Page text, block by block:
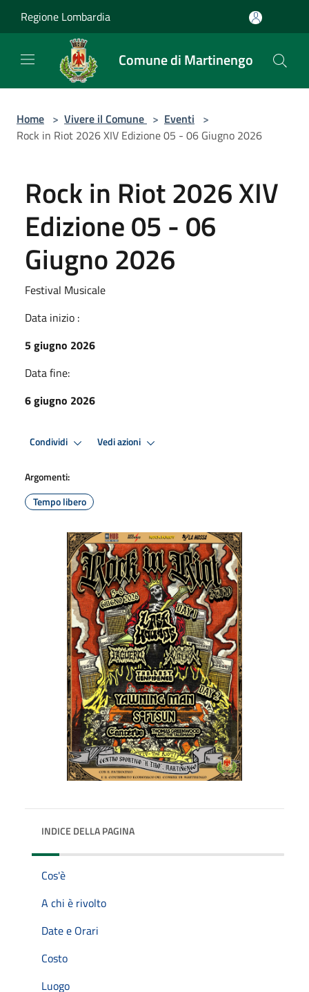
Regione Lombardia
Comune di Martinengo
Home > Vivere il Comune > Eventi >
Rock in Riot 2026 XIV Edizione 05 - 06 Giugno 2026
Rock in Riot 2026 XIV
Edizione 05 - 06
Giugno 2026
Festival Musicale
Data inizio :
5 giugno 2026
Data fine:
6 giugno 2026
Condividi Vedi azioni
Argomenti:
Tempo libero
INDICE DELLA PAGINA
Cos'è
A chi è rivolto
Date e Orari
Costo
Luogo